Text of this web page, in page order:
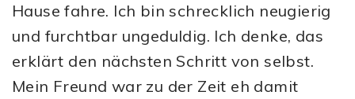
Hause fahre. Ich bin schrecklich neugierig
und furchtbar ungeduldig. Ich denke, das
erklärt den nächsten Schritt von selbst.
Mein Freund war zu der Zeit eh damit